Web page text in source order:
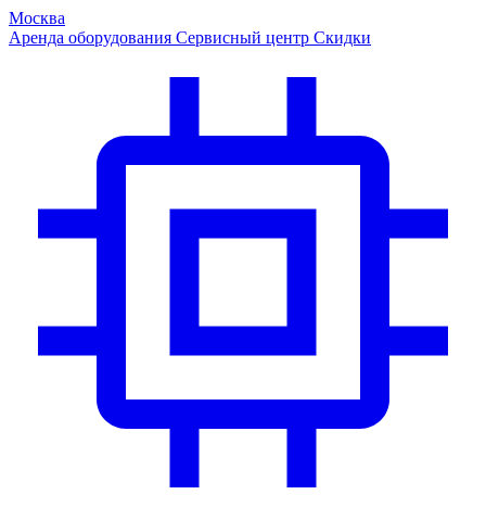
Москва
Аренда оборудования Сервисный центр Скидки